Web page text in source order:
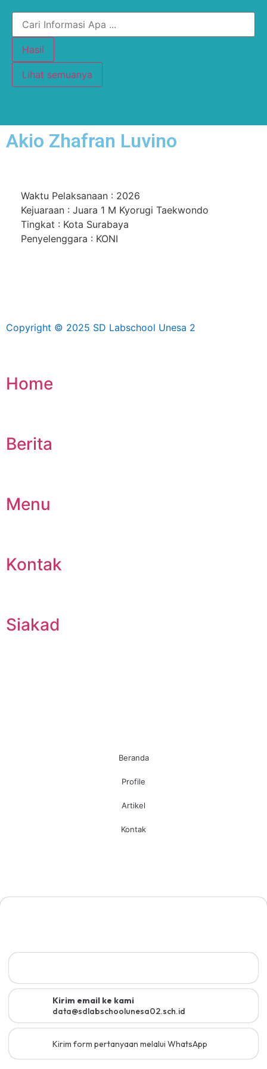
Hasil
Lihat semuanya
Akio Zhafran Luvino
Waktu Pelaksanaan : 2026
Kejuaraan : Juara 1 M Kyorugi Taekwondo
Tingkat : Kota Surabaya
Penyelenggara : KONI
Copyright © 2025 SD Labschool Unesa 2
Home
Berita
Menu
Kontak
Siakad
Beranda
Profile
Artikel
Kontak
Kirim email ke kami
data@sdlabschoolunesa02.sch.id
Kirim form pertanyaan melalui WhatsApp